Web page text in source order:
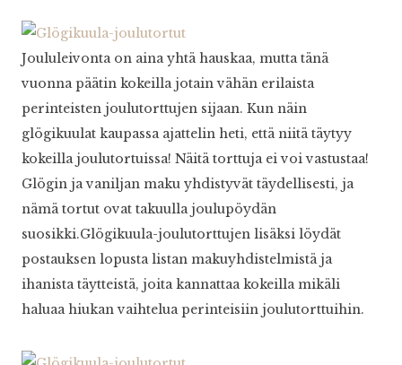
Joululeivonta on aina yhtä hauskaa, mutta tänä
vuonna päätin kokeilla jotain vähän erilaista
perinteisten joulutorttujen sijaan. Kun näin
glögikuulat kaupassa ajattelin heti, että niitä täytyy
kokeilla joulutortuissa! Näitä torttuja ei voi vastustaa!
Glögin ja vaniljan maku yhdistyvät täydellisesti, ja
nämä tortut ovat takuulla joulupöydän
suosikki.Glögikuula-joulutorttujen lisäksi löydät
postauksen lopusta listan makuyhdistelmistä ja
ihanista täytteistä, joita kannattaa kokeilla mikäli
haluaa hiukan vaihtelua perinteisiin joulutorttuihin.